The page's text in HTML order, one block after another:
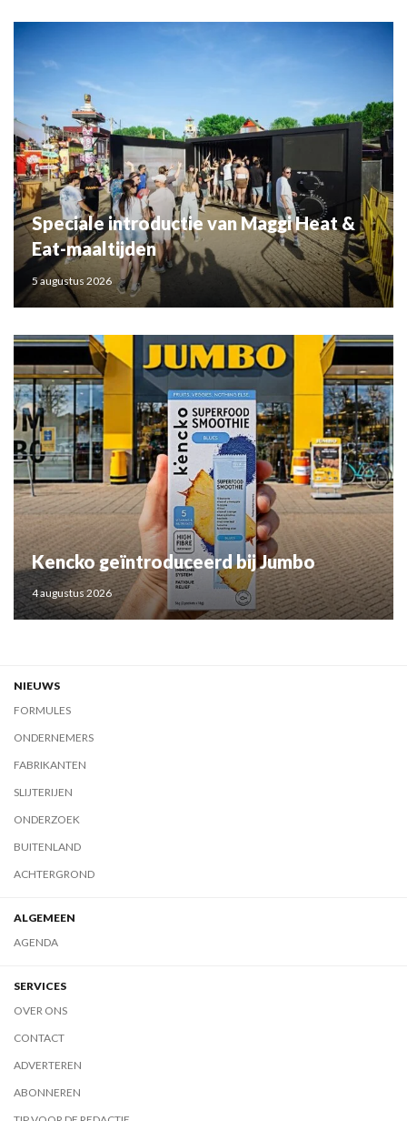
Speciale introductie van Maggi Heat &
Eat-maaltijden
5 augustus 2026
Kencko geïntroduceerd bij Jumbo
4 augustus 2026
NIEUWS
FORMULES
ONDERNEMERS
FABRIKANTEN
SLIJTERIJEN
ONDERZOEK
BUITENLAND
ACHTERGROND
ALGEMEEN
AGENDA
SERVICES
OVER ONS
CONTACT
ADVERTEREN
ABONNEREN